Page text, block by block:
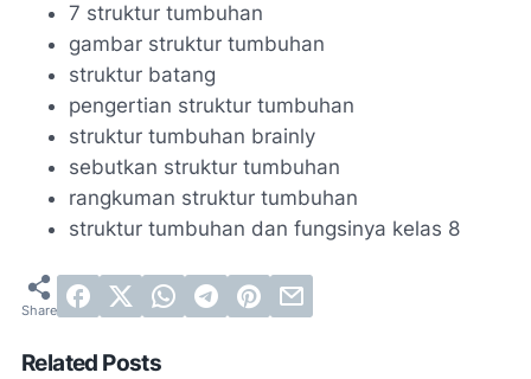
7 struktur tumbuhan
gambar struktur tumbuhan
struktur batang
pengertian struktur tumbuhan
struktur tumbuhan brainly
sebutkan struktur tumbuhan
rangkuman struktur tumbuhan
struktur tumbuhan dan fungsinya kelas 8
Related Posts